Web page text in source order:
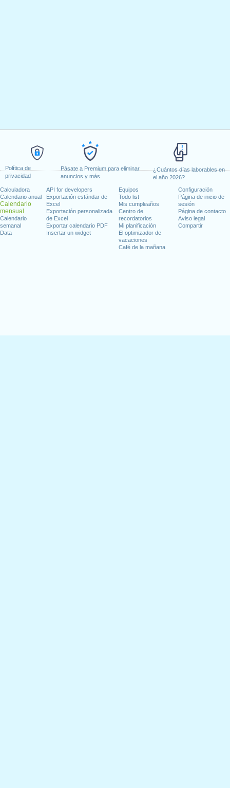
Política de
privacidad
Pásate a Premium para eliminar
anuncios y más
¿Cuántos días laborables en
el año 2026?
Calculadora
Calendario anual
Calendario
mensual
Calendario
semanal
Data
API for developers
Exportación estándar de
Excel
Exportación personalizada
de Excel
Exportar calendario PDF
Insertar un widget
Equipos
Todo list
Mis cumpleaños
Centro de
recordatorios
Mi planificación
El optimizador de
vacaciones
Café de la mañana
Configuración
Página de inicio de
sesión
Página de contacto
Aviso legal
Compartir